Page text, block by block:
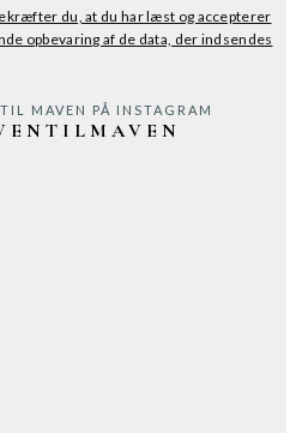
du, at du har læst og accepterer
opbevaring af de data, der indsendes
MAVEN PÅ INSTAGRAM